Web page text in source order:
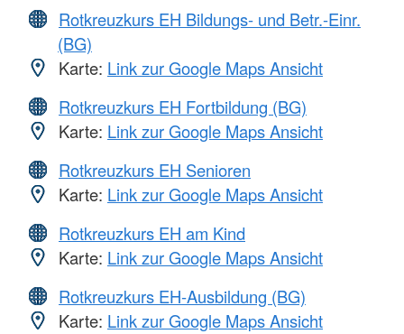
Rotkreuzkurs EH Bildungs- und Betr.-Einr.
(BG)
Karte: Link zur Google Maps Ansicht
Rotkreuzkurs EH Fortbildung (BG)
Karte: Link zur Google Maps Ansicht
Rotkreuzkurs EH Senioren
Karte: Link zur Google Maps Ansicht
Rotkreuzkurs EH am Kind
Karte: Link zur Google Maps Ansicht
Rotkreuzkurs EH-Ausbildung (BG)
Karte: Link zur Google Maps Ansicht